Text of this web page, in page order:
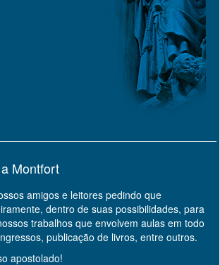
Montfort
amigos e leitores pedindo que
dentro de suas possibilidades, para
trabalhos que envolvem aulas em todo
publicação de livros, entre outros.
apostolado!